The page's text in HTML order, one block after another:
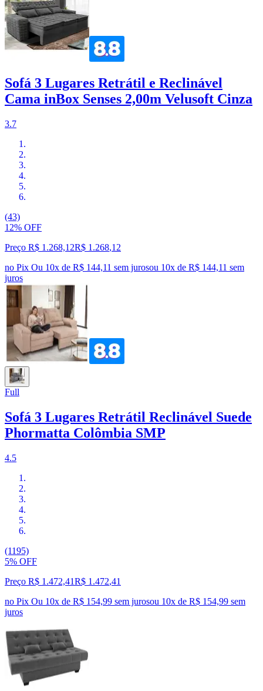
Sofá 3 Lugares Retrátil e Reclinável
Cama inBox Senses 2,00m Velusoft Cinza
3.7
(43)
12% OFF
Preço R$ 1.268,12R$ 1.268,12
no Pix Ou 10x de R$ 144,11 sem jurosou 10x de R$ 144,11 sem
juros
Full
Sofá 3 Lugares Retrátil Reclinável Suede
Phormatta Colômbia SMP
4.5
(1195)
5% OFF
Preço R$ 1.472,41R$ 1.472,41
no Pix Ou 10x de R$ 154,99 sem jurosou 10x de R$ 154,99 sem
juros